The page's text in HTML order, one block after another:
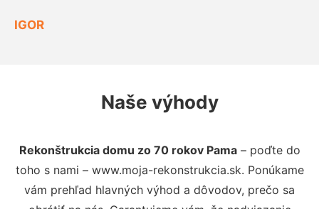
IGOR
Naše výhody
Rekonštrukcia domu zo 70 rokov Pama– poďte do
toho s nami – www.moja-rekonstrukcia.sk. Ponúkame
vám prehľad hlavných výhod a dôvodov, prečo sa